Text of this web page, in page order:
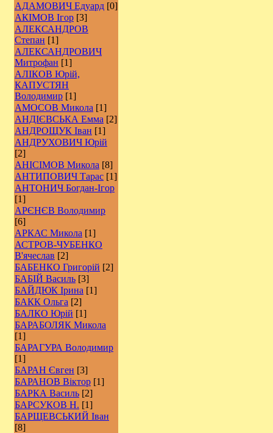
АДАМОВИЧ Едуард [0]
АКІМОВ Ігор [3]
АЛЕКСАНДРОВ
Степан [1]
АЛЕКСАНДРОВИЧ
Митрофан [1]
АЛІКОВ Юрій,
КАПУСТЯН
Володимир [1]
АМОСОВ Микола [1]
АНДІЄВСЬКА Емма [2]
АНДРОЩУК Іван [1]
АНДРУХОВИЧ Юрій
[2]
АНІСІМОВ Микола [8]
АНТИПОВИЧ Тарас [1]
АНТОНИЧ Богдан-Ігор
[1]
АРЄНЄВ Володимир
[6]
АРКАС Микола [1]
АСТРОВ-ЧУБЕНКО
В'ячеслав [2]
БАБЕНКО Григорій [2]
БАБІЙ Василь [3]
БАЙДЮК Ірина [1]
БАКК Ольга [2]
БАЛКО Юрій [1]
БАРАБОЛЯК Микола
[1]
БАРАГУРА Володимир
[1]
БАРАН Євген [3]
БАРАНОВ Віктор [1]
БАРКА Василь [2]
БАРСУКОВ Н. [1]
БАРЩЕВСЬКИЙ Іван
[8]